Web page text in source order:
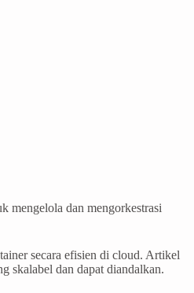
mengelola dan mengorkestrasi
secara efisien di cloud. Artikel
skalabel dan dapat diandalkan.